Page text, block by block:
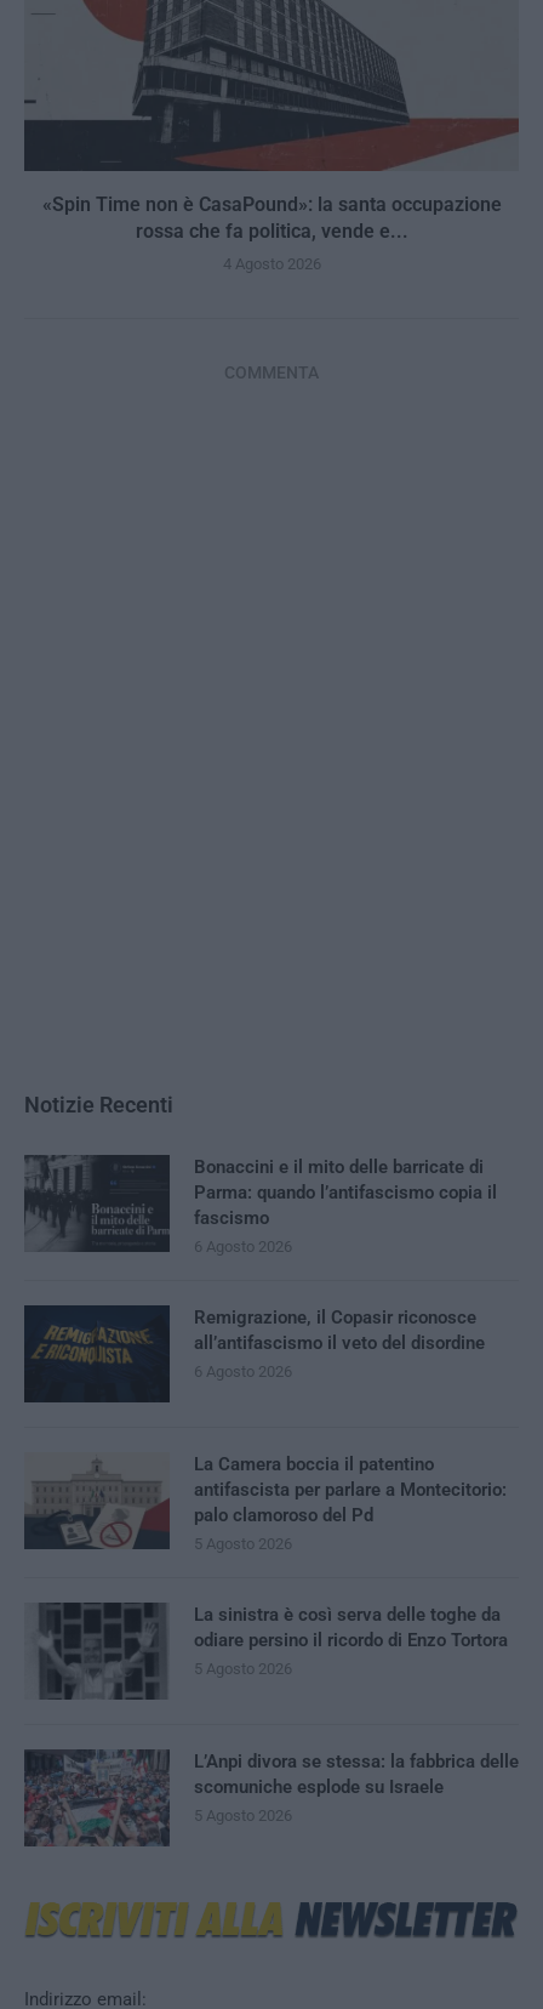
«Spin Time non è CasaPound»: la santa occupazione
rossa che fa politica, vende e...
4 Agosto 2026
COMMENTA
Indirizzo email:
Notizie Recenti
Bonaccini e il mito delle barricate di
Parma: quando l’antifascismo copia il
fascismo
6 Agosto 2026
Remigrazione, il Copasir riconosce
all’antifascismo il veto del disordine
6 Agosto 2026
La Camera boccia il patentino
antifascista per parlare a Montecitorio:
palo clamoroso del Pd
5 Agosto 2026
La sinistra è così serva delle toghe da
odiare persino il ricordo di Enzo Tortora
5 Agosto 2026
L’Anpi divora se stessa: la fabbrica delle
scomuniche esplode su Israele
5 Agosto 2026